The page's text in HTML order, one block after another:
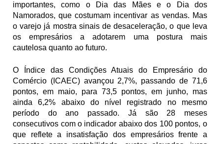
importantes, como o Dia das Mães e o Dia dos
Namorados, que costumam incentivar as vendas. Mas
o varejo já mostra sinais de desaceleração, o que leva
os empresários a adotarem uma postura mais
cautelosa quanto ao futuro.
O Índice das Condições Atuais do Empresário do
Comércio (ICAEC) avançou 2,7%, passando de 71,6
pontos, em maio, para 73,5 pontos, em junho, mas
ainda 6,2% abaixo do nível registrado no mesmo
período do ano passado. Já são 28 meses
consecutivos com o indicador abaixo dos 100 pontos, o
que reflete a insatisfação dos empresários frente a